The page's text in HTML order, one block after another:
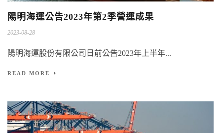
陽明海運公告2023年第2季營運成果
2023-08-28
陽明海運股份有限公司日前公告2023年上半年...
READ MORE